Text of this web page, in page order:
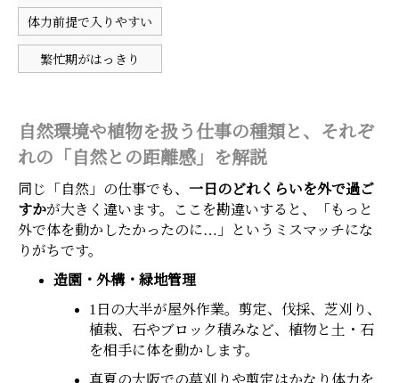
体力前提で入りやすい
繁忙期がはっきり
自然環境や植物を扱う仕事の種類と、それぞ
れの「自然との距離感」を解説
同じ「自然」の仕事でも、 一日のどれくらいを外で過ご
すかが大きく違います。ここを勘違いすると、「もっと
外で体を動かしたかったのに…」というミスマッチにな
りがちです。
造園・外構・緑地管理
1日の大半が屋外作業。剪定、伐採、芝刈り、
植栽、石やブロック積みなど、植物と土・石
を相手に体を動かします。
真夏の大阪での草刈りや剪定はかなり体力を